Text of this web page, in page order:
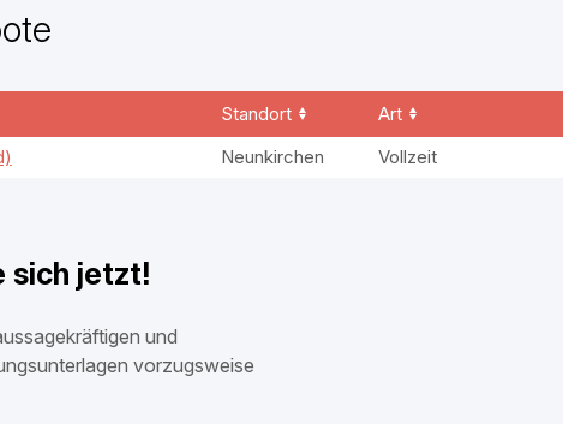
Standort Art
Neunkirchen Vollzeit
sich jetzt!
und
vorzugsweise